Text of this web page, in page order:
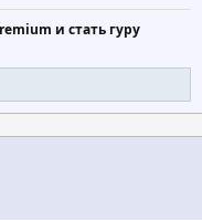
и стать гуру